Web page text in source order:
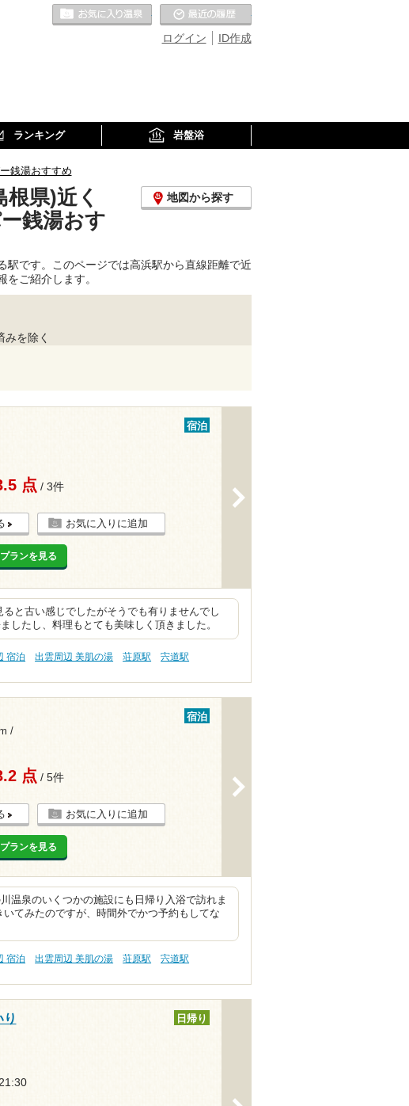
ID作成
ログイン
お気に入りの温泉
ランキング 岩盤浴
銭湯おすすめ
県)近く
銭湯おす
地図から探す
です。このページでは高浜駅から直線距離で近
ご紹介します。
みを除く
宿泊
点 / 3件
お気に入りに追加
ランを見る
と古い感じでしたがそうでも有りませんでし
したし、料理もとても美味しく頂きました。
宿泊 出雲周辺 美肌の湯 荘原駅
宍道駅
/
宿泊
点 / 5件
お気に入りに追加
ランを見る
温泉のいくつかの施設にも日帰り入浴で訪れま
てみたのですが、時間外でかつ予約もしてな
宿泊 出雲周辺 美肌の湯 荘原駅
宍道駅
日帰り